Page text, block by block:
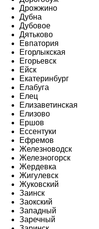
Дрожжино
Дубна
Дубовое
Дятьково
Евпатория
Егорлыкская
Егорьевск
Ейск
Екатеринбург
Елабуга
Елец
Елизаветинская
Елизово
Ершов
Ессентуки
Ефремов
Железноводск
Железногорск
Жердевка
Жигулевск
Жуковский
Заинск
Заокский
Западный
Заречный